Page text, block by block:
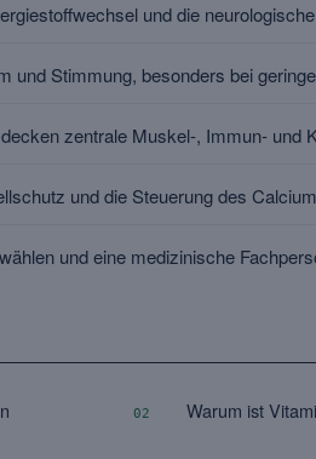
und die
Stimmung, besonders bei
zentrale Muskel-, Immun- und
und die Steuerung des
und eine medizinische
02 Warum ist